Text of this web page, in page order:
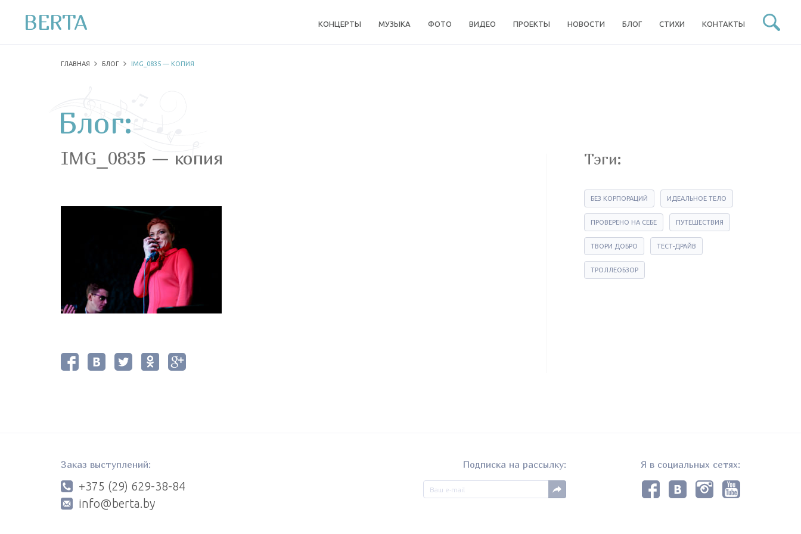
BERTA КОНЦЕРТЫ МУЗЫКА ФОТО ВИДЕО ПРОЕКТЫ НОВОСТИ БЛОГ СТИХИ КОНТАКТЫ
ГЛАВНАЯ БЛОГ IMG_0835 — КОПИЯ
Блог:
IMG_0835 — копия Тэги:
БЕЗ КОРПОРАЦИЙ ИДЕАЛЬНОЕ ТЕЛО
ПРОВЕРЕНО НА СЕБЕ ПУТЕШЕСТВИЯ
ТВОРИ ДОБРО ТЕСТ-ДРАЙВ
ТРОЛЛЕОБЗОР
Заказ выступлений:
+375 (29) 629-38-84
info@berta.by
Подписка на рассылку: Я в социальных сетях: